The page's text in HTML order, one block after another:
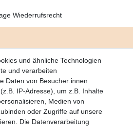
Wiederrufsrecht
Antworten
und ähnliche Technologien
und verarbeiten
Daten von Besucher:innen
IP-Adresse), um z.B. Inhalte
Medien von
oder Zugriffe auf unsere
Die Datenverarbeitung